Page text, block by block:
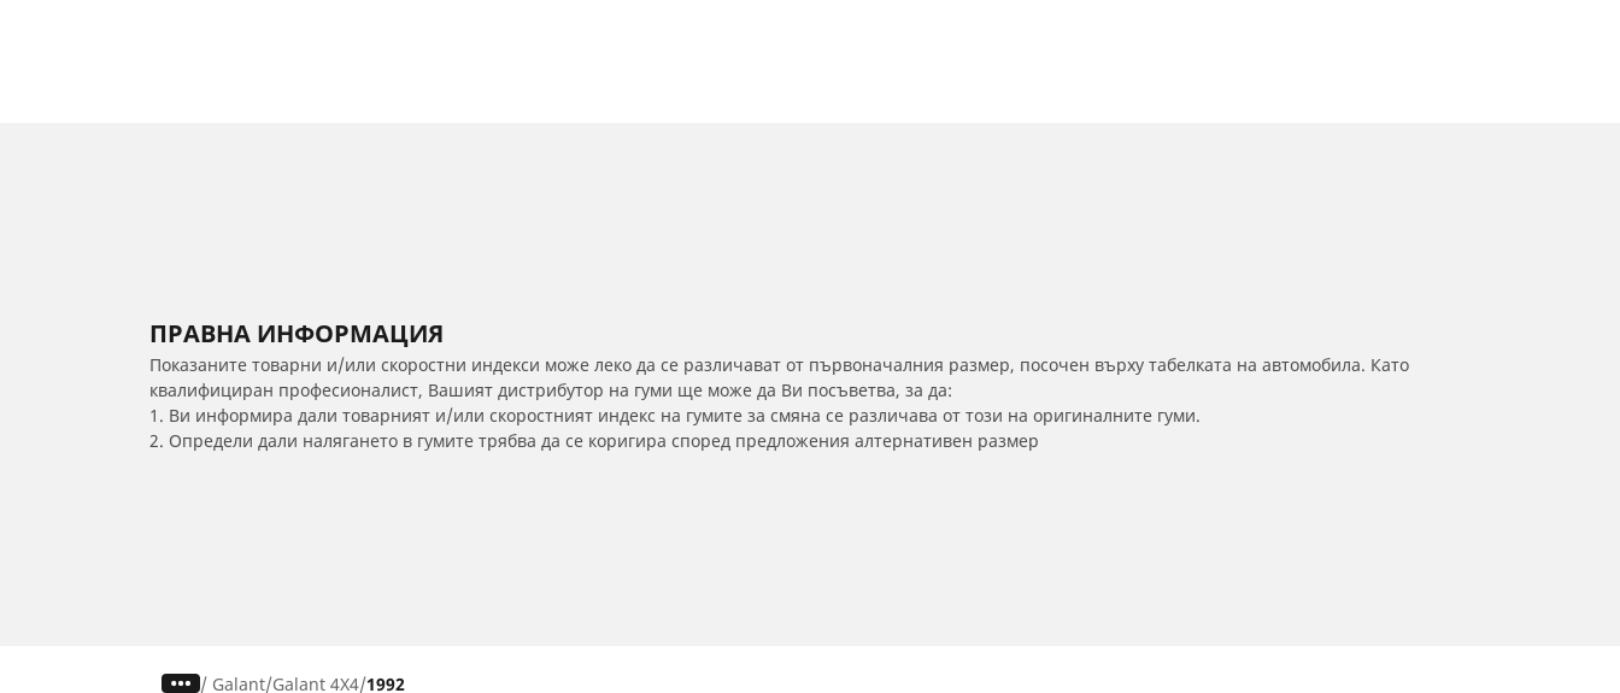
ПРАВНА ИНФОРМАЦИЯ
Показаните товарни и/или скоростни индекси може леко да се различават от първоначалния размер, посочен върху табелката на автомобила. Като
квалифициран професионалист, Вашият дистрибутор на гуми ще може да Ви посъветва, за да:
1. Ви информира дали товарният и/или скоростният индекс на гумите за смяна се различава от този на оригиналните гуми.
2. Определи дали налягането в гумите трябва да се коригира според предложения алтернативен размер
/ Galant Galant 4X4 1992